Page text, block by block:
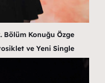
Bölüm Konuğu Özge
ve Yeni Single